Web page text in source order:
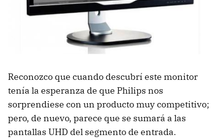
Reconozco que cuando descubrí este monitor
tenía la esperanza de que Philips nos
sorprendiese con un producto muy competitivo;
pero, de nuevo, parece que se sumará a las
pantallas UHD del segmento de entrada.